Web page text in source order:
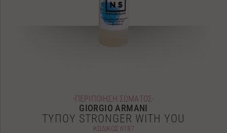
-ΠΕΡΙΠΟΙΗΣΗ ΣΩΜΑΤΟΣ-
GIORGIO ARMANI
ΤΥΠΟΥ STRONGER WITH YOU
ΚΩΔΙΚΟΣ 6187